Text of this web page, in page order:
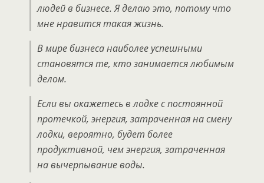
людей в бизнесе. Я делаю это, потому что
мне нравится такая жизнь.
В мире бизнеса наиболее успешными
становятся те, кто занимается любимым
делом.
Если вы окажетесь в лодке с постоянной
протечкой, энергия, затраченная на смену
лодки, вероятно, будет более
продуктивной, чем энергия, затраченная
на вычерпывание воды.